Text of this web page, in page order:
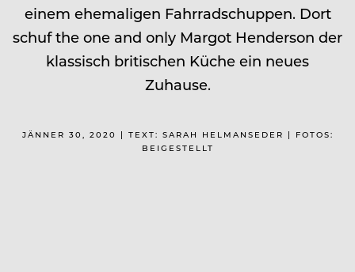
einem ehemaligen Fahrradschuppen. Dort
schuf the one and only Margot Henderson der
klassisch britischen Küche ein neues
Zuhause.
JÄNNER 30, 2020 | TEXT: SARAH HELMANSEDER | FOTOS:
BEIGESTELLT